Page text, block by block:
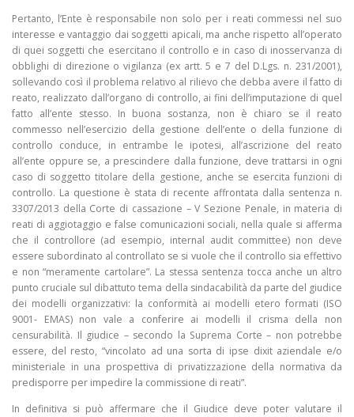
Pertanto, l’Ente è responsabile non solo per i reati commessi nel suo
interesse e vantaggio dai soggetti apicali, ma anche rispetto all’operato
di quei soggetti che esercitano il controllo e in caso di inosservanza di
obblighi di direzione o vigilanza (ex artt. 5 e 7 del D.Lgs. n. 231/2001),
sollevando così il problema relativo al rilievo che debba avere il fatto di
reato, realizzato dall’organo di controllo, ai fini dell’imputazione di quel
fatto all’ente stesso. In buona sostanza, non è chiaro se il reato
commesso nell’esercizio della gestione dell’ente o della funzione di
controllo conduce, in entrambe le ipotesi, all’ascrizione del reato
all’ente oppure se, a prescindere dalla funzione, deve trattarsi in ogni
caso di soggetto titolare della gestione, anche se esercita funzioni di
controllo. La questione è stata di recente affrontata dalla sentenza n.
3307/2013 della Corte di cassazione – V Sezione Penale, in materia di
reati di aggiotaggio e false comunicazioni sociali, nella quale si afferma
che il controllore (ad esempio, internal audit committee) non deve
essere subordinato al controllato se si vuole che il controllo sia effettivo
e non “meramente cartolare”. La stessa sentenza tocca anche un altro
punto cruciale sul dibattuto tema della sindacabilità da parte del giudice
dei modelli organizzativi: la conformità ai modelli etero formati (ISO
9001- EMAS) non vale a conferire ai modelli il crisma della non
censurabilità. Il giudice – secondo la Suprema Corte – non potrebbe
essere, del resto, “vincolato ad una sorta di ipse dixit aziendale e/o
ministeriale in una prospettiva di privatizzazione della normativa da
predisporre per impedire la commissione di reati”.
In definitiva si può affermare che il Giudice deve poter valutare il